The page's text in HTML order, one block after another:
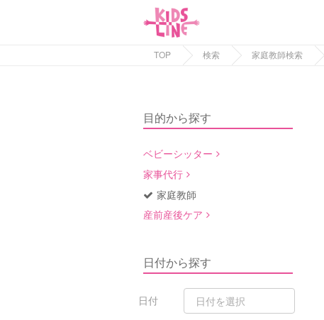
TOP 検索 家庭教師検索
目的から探す
ベビーシッター
家事代行
家庭教師
産前産後ケア
日付から探す
日付